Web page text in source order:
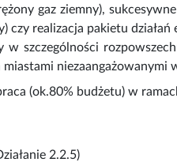
gaz ziemny),
realizacja pakietu
szczególności
niezaangażowanymi
(ok.80% budżetu) w
2.2.5)